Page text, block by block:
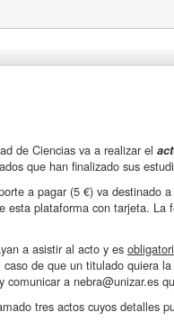
de Ciencias va a realizar el
que han finalizado sus
a pagar (5 €) va destinado
plataforma con tarjeta. La
a asistir al acto y es
de que un titulado quiera
a nebra@unizar.es
tres actos cuyos detalles